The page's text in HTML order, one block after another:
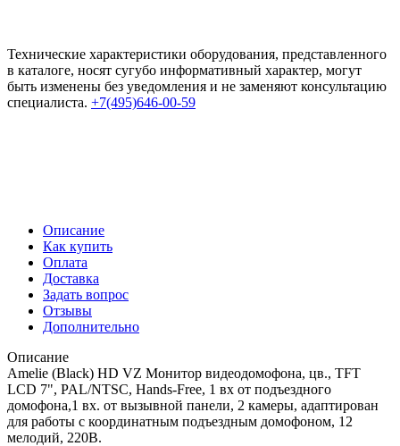
Технические характеристики оборудования, представленного
в каталоге, носят сугубо информативный характер, могут
быть изменены без уведомления и не заменяют консультацию
специалиста. +7(495)646-00-59
Описание
Как купить
Оплата
Доставка
Задать вопрос
Отзывы
Дополнительно
Описание
Amelie (Black) HD VZ Монитор видеодомофона, цв., TFT
LCD 7", PAL/NTSC, Hands-Free, 1 вх от подъездного
домофона,1 вх. от вызывной панели, 2 камеры, адаптирован
для работы с координатным подъездным домофоном, 12
мелодий, 220В.